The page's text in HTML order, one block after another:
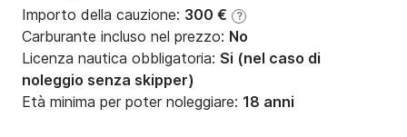
Importo della cauzione: 300 € ?
Carburante incluso nel prezzo: No
Licenza nautica obbligatoria: Si (nel caso di
noleggio senza skipper)
Età minima per poter noleggiare: 18 anni